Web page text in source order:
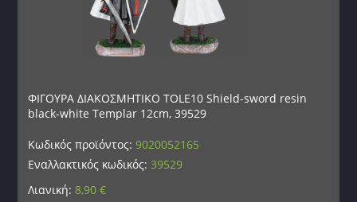
ΦΙΓΟΥΡΑ ΔΙΑΚΟΣΜΗΤΙΚΟ TOLE10 Shield-sword resin
black-white Templar 12cm, 39529
Κωδικός προϊόντος:9020052165
Εναλλακτικός κωδικός: 39529
Λιανική:8,90€